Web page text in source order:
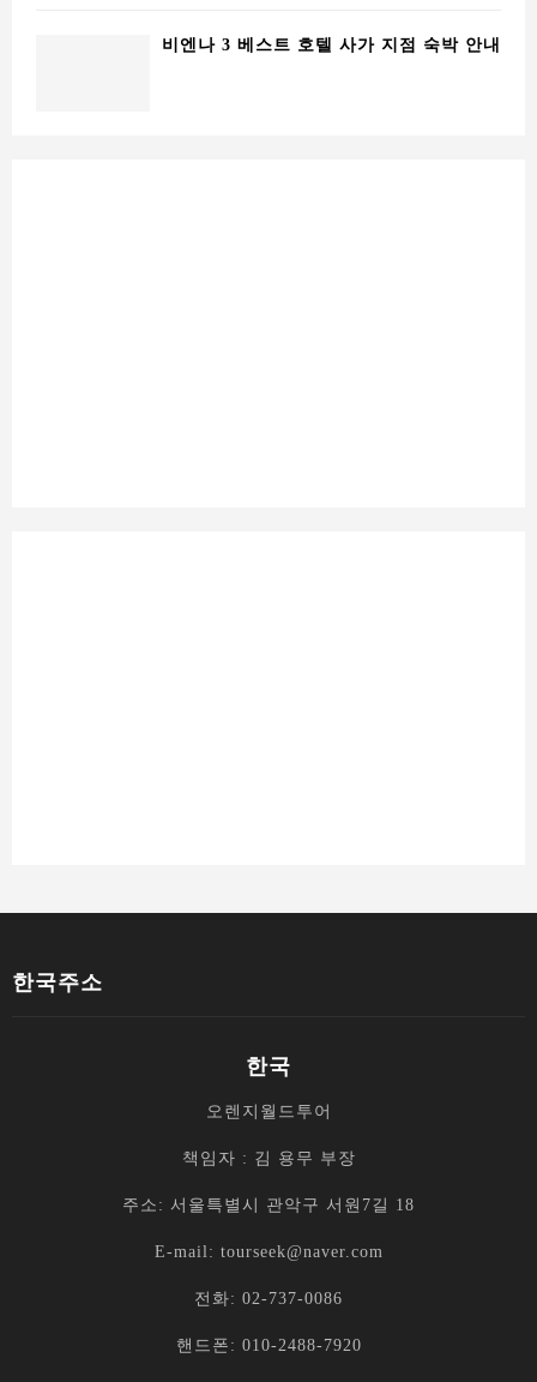
비엔나 3 베스트 호텔 사가 지점 숙박 안내
한국주소
한국
오렌지월드투어
책임자 : 김 용무 부장
주소: 서울특별시 관악구 서원7길 18
E-mail: tourseek@naver.com
전화: 02-737-0086
핸드폰: 010-2488-7920